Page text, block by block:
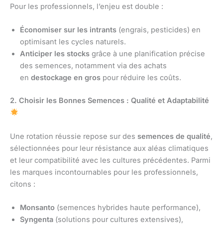
Pour les professionnels, l’enjeu est double :
Économiser sur les intrants (engrais, pesticides) en
optimisant les cycles naturels.
Anticiper les stocks grâce à une planification précise
des semences, notamment via des achats
en destockage en gros pour réduire les coûts.
2. Choisir les Bonnes Semences : Qualité et Adaptabilité
Une rotation réussie repose sur des semences de qualité,
sélectionnées pour leur résistance aux aléas climatiques
et leur compatibilité avec les cultures précédentes. Parmi
les marques incontournables pour les professionnels,
citons :
Monsanto (semences hybrides haute performance),
Syngenta (solutions pour cultures extensives),